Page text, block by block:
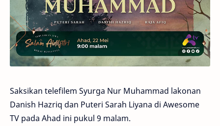
Saksikan telefilem Syurga Nur Muhammad lakonan
Danish Hazriq dan Puteri Sarah Liyana di Awesome
TV pada Ahad ini pukul 9 malam.